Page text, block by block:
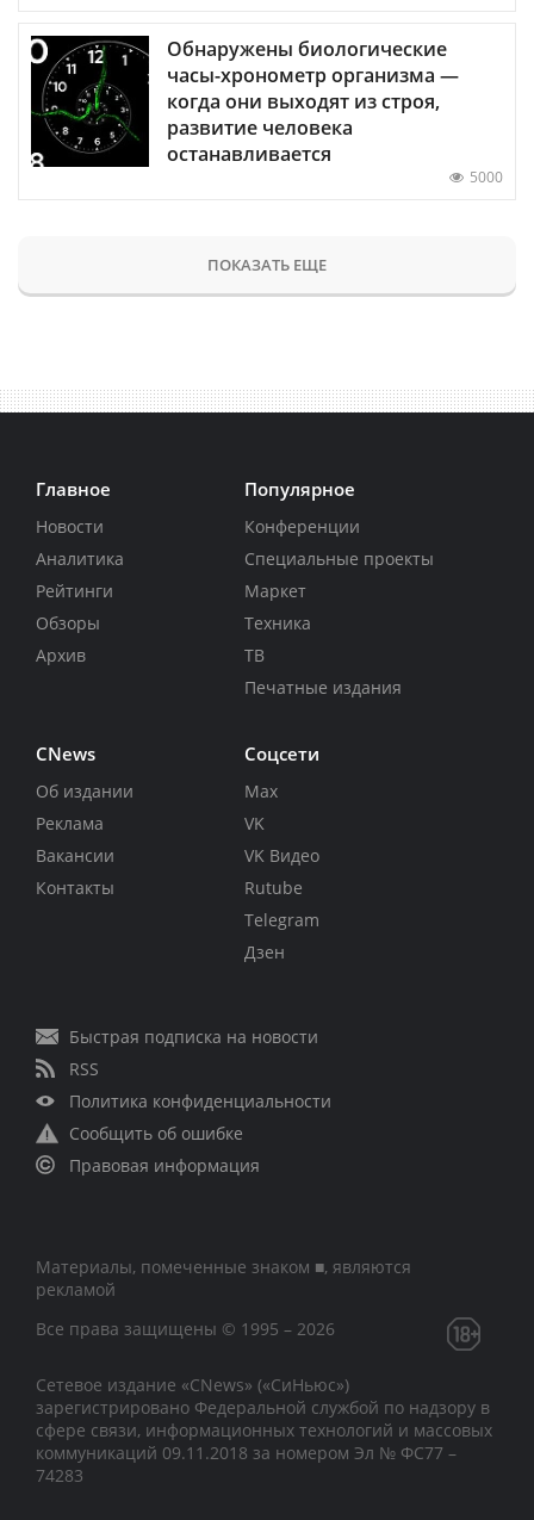
Обнаружены биологические
часы-хронометр организма —
когда они выходят из строя,
развитие человека
останавливается
5000
ПОКАЗАТЬ ЕЩЕ
Главное
Новости
Аналитика
Рейтинги
Обзоры
Архив
Популярное
Конференции
Специальные проекты
Маркет
Техника
ТВ
Печатные издания
CNews
Об издании
Реклама
Вакансии
Контакты
Соцсети
Max
VK
VK Видео
Rutube
Telegram
Дзен
Быстрая подписка на новости
RSS
Политика конфиденциальности
Сообщить об ошибке
Правовая информация
Материалы, помеченные знаком ■, являются
рекламой
Все права защищены © 1995 – 2026
Сетевое издание «CNews» («СиНьюс»)
зарегистрировано Федеральной службой по надзору в
сфере связи, информационных технологий и массовых
коммуникаций 09.11.2018 за номером Эл № ФС77 –
74283